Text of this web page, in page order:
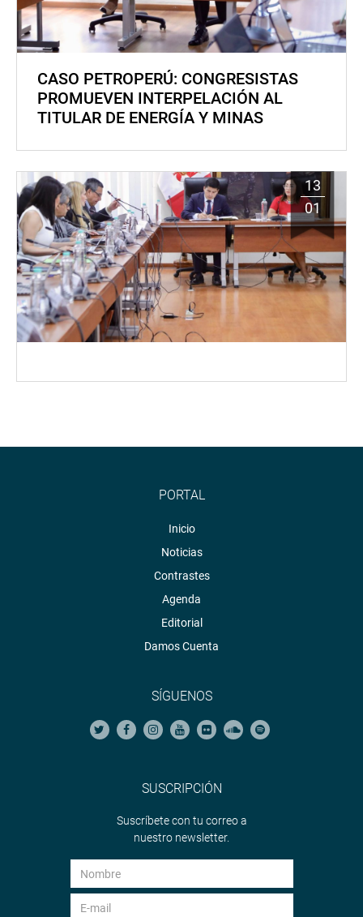
CASO PETROPERÚ: CONGRESISTAS
PROMUEVEN INTERPELACIÓN AL
TITULAR DE ENERGÍA Y MINAS
13
01
PORTAL
Inicio
Noticias
Contrastes
Agenda
Editorial
Damos Cuenta
SÍGUENOS
SUSCRIPCIÓN
Suscríbete con tu correo a
nuestro newsletter.